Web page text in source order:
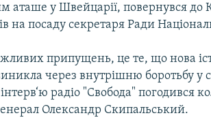
аташе у Швейцарії, повернувся до
на посаду секретаря Ради
припущень, це те, що нова
через внутрішню боротьбу у
радіо "Свобода" погодився
Олександр Скипальський.